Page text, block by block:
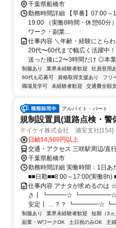
千葉県船橋市
勤務時間詳細 【早番】07:00
19:00 （実働8時間・休憩60
ワーク・副業...
仕事内容 ＼年齢・経験にとら
20代〜60代まで幅広く活躍中
送った後に2〜3時間だけ ◎本
制服あり 業界未経験者歓迎 社員登用
60代も応募可
資格取得支援あり フリ
職場見学可
未経験者歓迎 交通費全額
アルバイト・パート
規制設置員(道路点検・警
テイケイ株式会社 浦安支社[154]
日給14,500円以上
交通・アクセス 三咲駅周辺/直
千葉県船橋市
勤務時間詳細 実働時間：1日あ
■■日勤■■8:00～17:00(実働8h)
仕事内容 アナタが求める
さ┃ ┗━━━☆ ┗━━━━━☆
安定┃ …？？ ┗━━━━☆
制服あり 業界未経験者歓迎 短期（3ヵ
副業・WワークOK
土日祝のみOK 主